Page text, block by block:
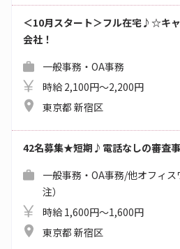
＜10月スタート＞フル在宅♪☆キ
会社！
一般事務・OA事務
時給 2,100円～2,200円
東京都 新宿区
42名募集★短期♪電話なしの審査
一般事務・OA事務/他オフィ
注）
時給 1,600円～1,600円
東京都 新宿区